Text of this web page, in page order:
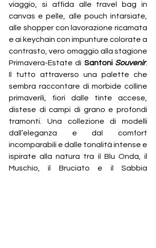
viaggio, si affida alle travel bag in
canvas e pelle, alle pouch intarsiate,
alle shopper con lavorazione ricamata
e ai keychain con impunture colorate a
contrasto, vero omaggio alla stagione
Primavera-Estate di Santoni Souvenir.
Il tutto attraverso una palette che
sembra raccontare di morbide colline
primaverili, fiori dalle tinte accese,
distese di campi di grano e profondi
tramonti. Una collezione di modelli
dall’eleganza e dal comfort
incomparabili e dalle tonalità intense e
ispirate alla natura tra il Blu Onda, il
Muschio, il Bruciato e il Sabbia